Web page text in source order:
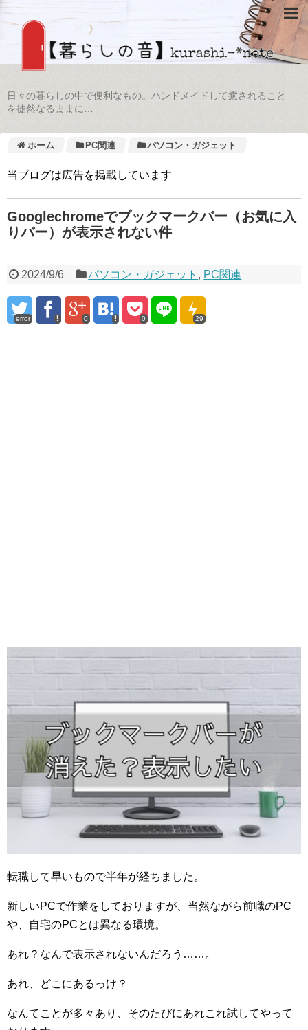
日々の暮らしの中で便利なもの。ハンドメイドして癒されること
を徒然なるままに…
ホーム PC関連 パソコン・ガジェット
当ブログは広告を掲載しています
Googlechromeでブックマークバー（お気に入
りバー）が表示されない件
2024/9/6 パソコン・ガジェット , PC関連
error 0 0 29
転職して早いもので半年が経ちました。
新しいPCで作業をしておりますが、当然ながら前職のPC
や、自宅のPCとは異なる環境。
あれ？なんで表示されないんだろう……。
あれ、どこにあるっけ？
なんてことが多々あり、そのたびにあれこれ試してやって